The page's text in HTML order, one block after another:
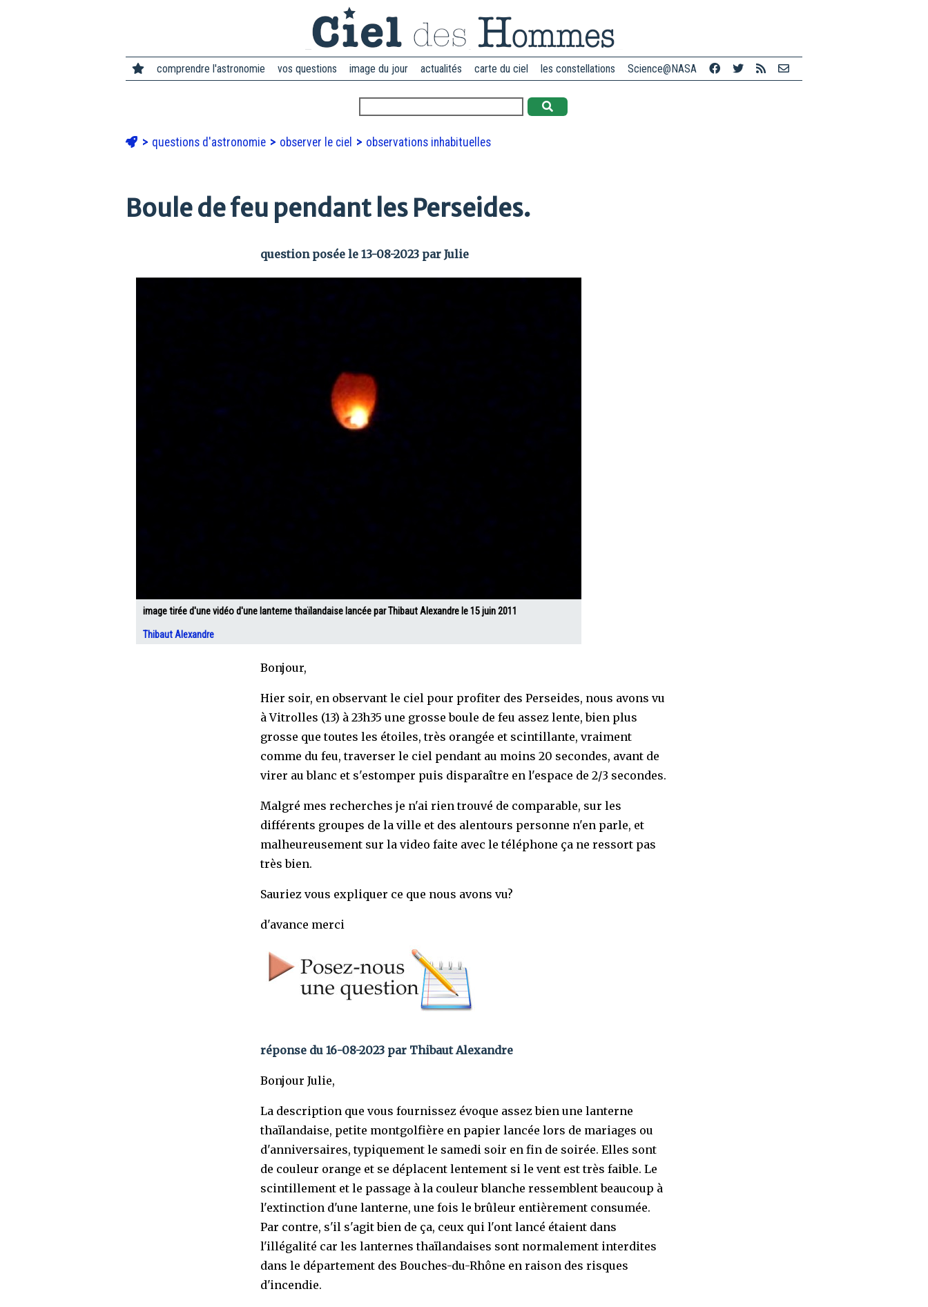
comprendre l'astronomie vos questions image du jour actualités carte du ciel les constellations Science@NASA
questions d'astronomie observer le ciel observations inhabituelles
Boule de feu pendant les Perseides.
question posée le 13-08-2023 par Julie
image tirée d'une vidéo d'une lanterne thaïlandaise lancée par Thibaut Alexandre le 15 juin 2011
Thibaut Alexandre
Bonjour,
Hier soir, en observant le ciel pour profiter des Perseides, nous avons vu
à Vitrolles (13) à 23h35 une grosse boule de feu assez lente, bien plus
grosse que toutes les étoiles, très orangée et scintillante, vraiment
comme du feu, traverser le ciel pendant au moins 20 secondes, avant de
virer au blanc et s'estomper puis disparaître en l'espace de 2/3 secondes.
Malgré mes recherches je n'ai rien trouvé de comparable, sur les
différents groupes de la ville et des alentours personne n'en parle, et
malheureusement sur la video faite avec le téléphone ça ne ressort pas
très bien.
Sauriez vous expliquer ce que nous avons vu?
d'avance merci
réponse du 16-08-2023 par Thibaut Alexandre
Bonjour Julie,
La description que vous fournissez évoque assez bien une lanterne
thaïlandaise, petite montgolfière en papier lancée lors de mariages ou
d'anniversaires, typiquement le samedi soir en fin de soirée. Elles sont
de couleur orange et se déplacent lentement si le vent est très faible. Le
scintillement et le passage à la couleur blanche ressemblent beaucoup à
l'extinction d'une lanterne, une fois le brûleur entièrement consumée.
Par contre, s'il s'agit bien de ça, ceux qui l'ont lancé étaient dans
l'illégalité car les lanternes thaïlandaises sont normalement interdites
dans le département des Bouches-du-Rhône en raison des risques
d'incendie.